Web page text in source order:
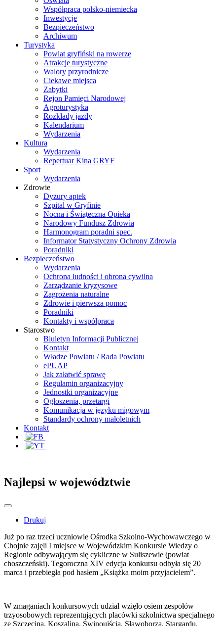
Współpraca polsko-niemiecka
Inwestycje
Bezpieczeństwo
Archiwum
Turystyka
Powiat gryfiński na rowerze
Atrakcje turystyczne
Walory przyrodnicze
Ciekawe miejsca
Zabytki
Rejon Pamięci Narodowej
Agroturystyka
Rozkłady jazdy
Kalendarium
Wydarzenia
Kultura
Wydarzenia
Repertuar Kina GRYF
Sport
Wydarzenia
Zdrowie
Dyżury aptek
Szpital w Gryfinie
Nocna i Świąteczna Opieka
Narodowy Fundusz Zdrowia
Harmonogram poradni spec.
Informator Statystyczny Ochrony Zdrowia
Poradniki
Bezpieczeństwo
Wydarzenia
Ochrona ludności i obrona cywilna
Zarządzanie kryzysowe
Zagrożenia naturalne
Zdrowie i pierwsza pomoc
Poradniki
Kontakty i współpraca
Starostwo
Biuletyn Informacji Publicznej
Kontakt
Władze Powiatu / Rada Powiatu
ePUAP
Jak załatwić sprawę
Regulamin organizacyjny
Jednostki organizacyjne
Ogłoszenia, przetargi
Komunikacja w języku migowym
Standardy ochrony małoletnich
Kontakt
Najlepsi w województwie
Drukuj
Już po raz trzeci uczniowie Ośrodka Szkolno-Wychowawczego w
Chojnie zajęli I miejsce w Wojewódzkim Konkursie Wiedzy o
Regionie odbywającym się cykliczne w Suliszewie (powiat
choszczeński). Tegoroczna XIV edycja konkursu odbyła się 20
marca i przebiegła pod hasłem „Książka moim przyjacielem”.
W zmaganiach konkursowych udział wzięło osiem zespołów
trzyosobowych reprezentujących placówki szkolnictwa specjalnego
ze Szczecina, Koszalina, Świnoujścia, Sławoborza, Stargardu,